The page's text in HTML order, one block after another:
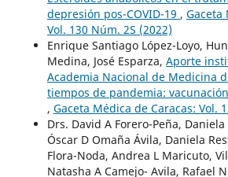
depresión pos-COVID-19 , Gaceta
Vol. 130 Núm. 2S (2022)
Enrique Santiago López-Loyo,
Medina, José Esparza, Aporte
Academia Nacional de Medicina
tiempos de pandemia:
, Gaceta Médica de Caracas: Vol.
Drs. David A Forero-Peña,
Óscar D Omaña Ávila, Daniela
Flora-Noda, Andrea L Maricuto,
Natasha A Camejo- Avila, Rafael